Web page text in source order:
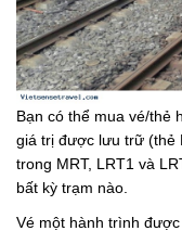
Bạn có thể mua vé/thẻ
giá trị được lưu trữ (thẻ
trong MRT, LRT1 và
bất kỳ trạm nào.
Vé một hành trình